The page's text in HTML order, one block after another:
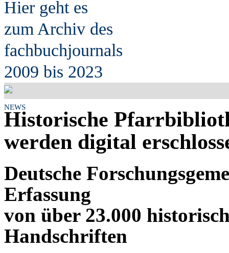
Hier geht es
zum Archiv des
fachbuchjournals
2009 bis 2023
NEWS
Historische
werden digital
Deutsche
Erfassung
von über 23.000
Handschriften